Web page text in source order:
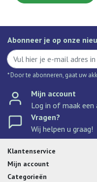
Abonneer je op onze
* Door te abonneren, gaat uw
Mijn account
Log in of maak een
Vragen?
Wij helpen u graag!
Klantenservice
Mijn account
Categorieën